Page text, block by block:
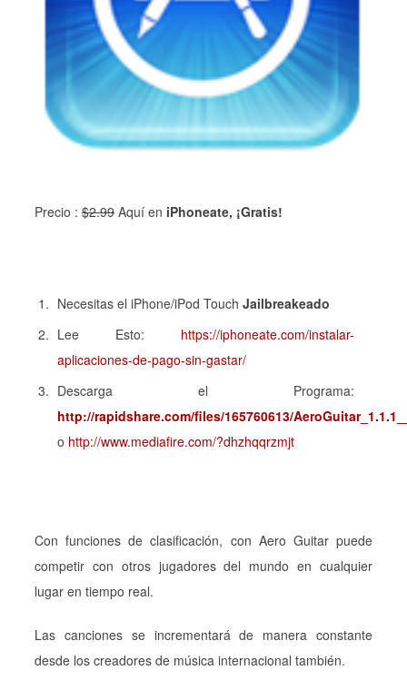
Precio : $2.99 Aquí en iPhoneate, ¡Gratis!
Necesitas el iPhone/iPod Touch Jailbreakeado
Lee Esto: https://iphoneate.com/instalar-
aplicaciones-de-pago-sin-gastar/
Descarga el Programa:
http://rapidshare.com/files/165760613/
o http://www.mediafire.com/?dhzhqqrzmjt
Con funciones de clasificación, con Aero Guitar puede
competir con otros jugadores del mundo en cualquier
lugar en tiempo real.
Las canciones se incrementará de manera constante
desde los creadores de música internacional también.